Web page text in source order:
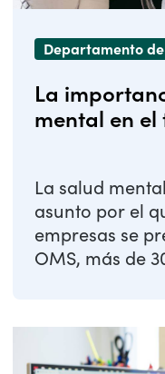
Departamento de
La
mental en
La salud
asunto por el
empresas se
OMS, más de